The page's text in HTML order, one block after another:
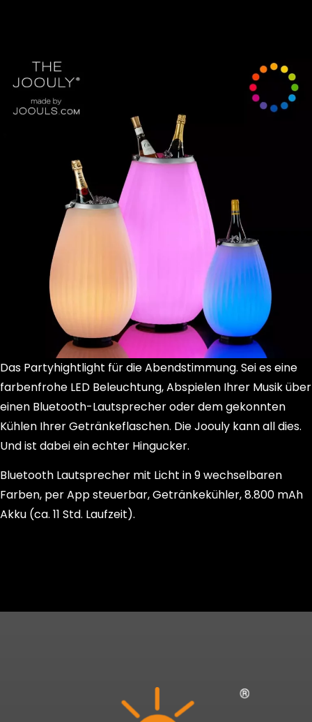
Das Partyhightlight für die Abendstimmung. Sei es eine
farbenfrohe LED Beleuchtung, Abspielen Ihrer Musik über
einen Bluetooth-Lautsprecher oder dem gekonnten
Kühlen Ihrer Getränkeflaschen. Die Joouly kann all dies.
Und ist dabei ein echter Hingucker.
Bluetooth Lautsprecher mit Licht in 9 wechselbaren
Farben, per App steuerbar, Getränkekühler, 8.800 mAh
Akku (ca. 11 Std. Laufzeit).